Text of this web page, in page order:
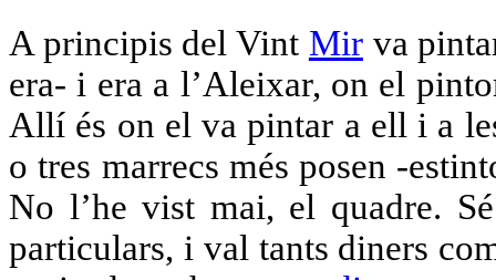
A principis del Vint Mirva
era- i era a l’Aleixar, on el
Allí és on el va pintar a ell i a
o tres marrecs més posen -
No l’he vist mai, el quadre.
particulars, i val tants diners